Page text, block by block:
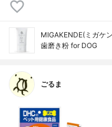
MIGAKENDE(ミガケ
歯磨き粉 for DOG
ごるま